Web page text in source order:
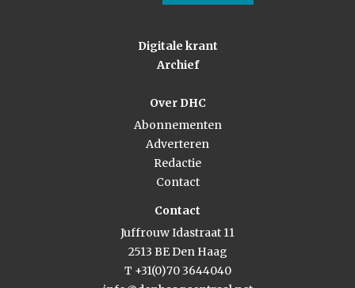
Digitale krant
Archief
Over DHC
Abonnementen
Adverteren
Redactie
Contact
Contact
Juffrouw Idastraat 11
2513 BE Den Haag
T +31(0)70 3644040